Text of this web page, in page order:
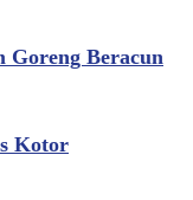
Goreng Beracun
Kotor